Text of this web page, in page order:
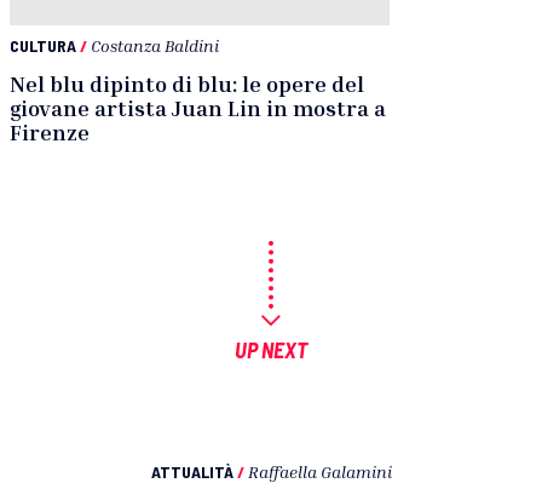
CULTURA/ Costanza Baldini
Nel blu dipinto di blu: le opere del
giovane artista Juan Lin in mostra a
Firenze
UP NEXT
ATTUALITÀ / Raffaella Galamini